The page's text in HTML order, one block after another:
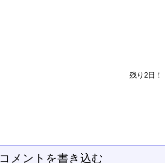
残り2日！
コメントを書き込む